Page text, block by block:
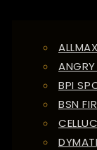
ANGRY
BPI
BSN